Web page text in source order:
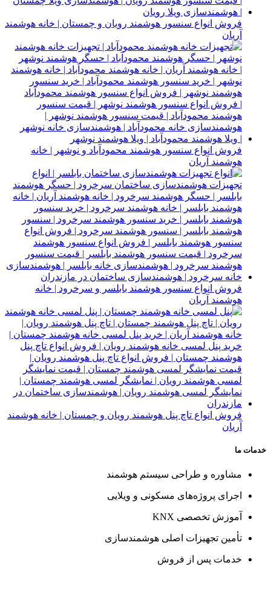
فروش انواع سنسور هوشمند رویان و چمستان | خانه هوشمند
آریان
فروش انواع سنسور هوشمند محمودآباد و نوشهر | خانه
هوشمند آریان
فروش انواع سنسور هوشمند بابلسر و سرخرود | خانه
هوشمند آریان
فروش انواع تاچ پنل هوشمند رویان و چمستان | خانه هوشمند
آریان
خدمات ما
مشاوره و طراحی سیستم هوشمند
اجرای پروژه‌های مسکونی و ویلایی
آموزش تخصصی KNX
تأمین تجهیزات اصلی هوشمندسازی
خدمات پس از فروش